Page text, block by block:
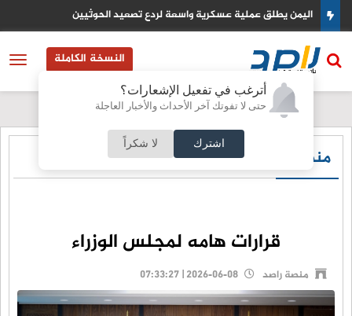
أترغب في تفعيل الإشعارات؟
حتى لا تفوتك آخر الأحداث والأخبار العاجلة
اشترك لا شكراً
اليمن يطلق عملية عسكرية واسعة لردع تصعيد الحوثيين
النسخة الكاملة
منصة راصد
قرارات هامه لمجلس الوزراء
منصة راصد